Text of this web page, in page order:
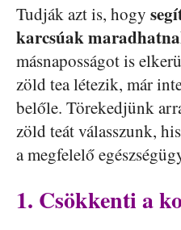
Tudják azt is, hogy
karcsúak
másnaposságot is
zöld tea létezik, már
belőle. Törekedjünk
zöld teát válasszunk,
a megfelelő
1. Csökkenti a